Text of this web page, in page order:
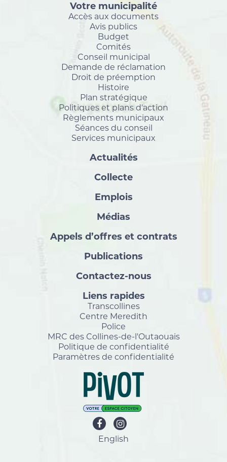
Votre municipalité
Accès aux documents
Avis publics
Budget
Comités
Conseil municipal
Demande de réclamation
Droit de préemption
Histoire
Plan stratégique
Politiques et plans d'action
Règlements municipaux
Séances du conseil
Services municipaux
Actualités
Collecte
Emplois
Médias
Appels d’offres et contrats
Publications
Contactez-nous
Liens rapides
Transcollines
Centre Meredith
Police
MRC des Collines-de-l'Outaouais
Politique de confidentialité
Paramètres de confidentialité
English